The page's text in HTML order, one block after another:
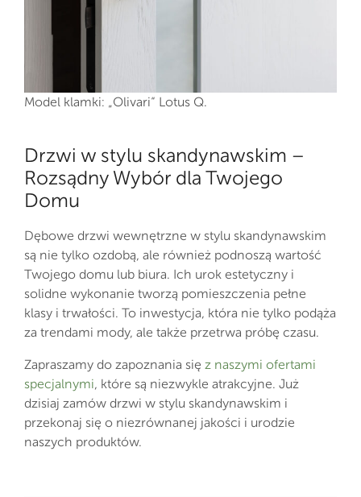
Model klamki: „Olivari“ Lotus Q.
Drzwi w stylu skandynawskim –
Rozsądny Wybór dla Twojego
Domu
Dębowe drzwi wewnętrzne w stylu skandynawskim
są nie tylko ozdobą, ale również podnoszą wartość
Twojego domu lub biura. Ich urok estetyczny i
solidne wykonanie tworzą pomieszczenia pełne
klasy i trwałości. To inwestycja, która nie tylko podąża
za trendami mody, ale także przetrwa próbę czasu.
Zapraszamy do zapoznania się z naszymi ofertami
specjalnymi, które są niezwykle atrakcyjne. Już
dzisiaj zamów drzwi w stylu skandynawskim i
przekonaj się o niezrównanej jakości i urodzie
naszych produktów.